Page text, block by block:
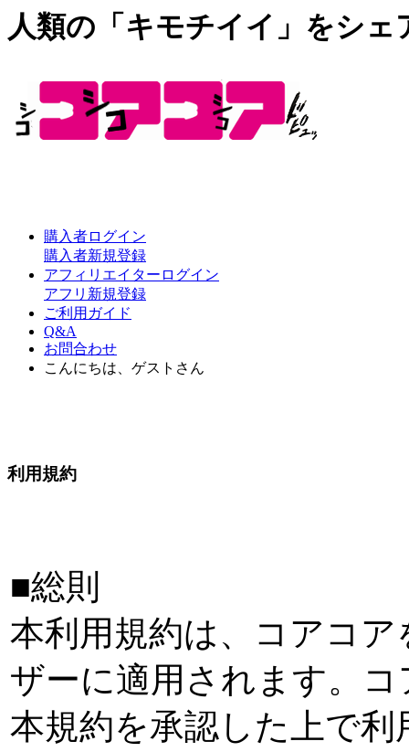
人類の「キモチイイ」をシェ
購入者ログイン
購入者新規登録
アフィリエイターログイン
アフリ新規登録
ご利用ガイド
Q&A
お問合わせ
こんにちは、ゲストさん
利用規約
■総則
本利用規約は、コアコ
ザーに適用されます。
本規約を承認した上で